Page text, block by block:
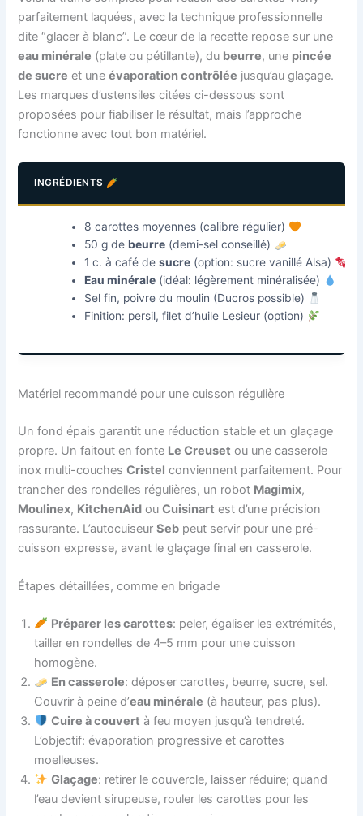
parfaitement laquées, avec la technique professionnelle
dite “glacer à blanc”. Le cœur de la recette repose sur une
eau minérale (plate ou pétillante), du beurre, une pincée
de sucre et uneévaporation contrôlée jusqu’au glaçage.
Les marques d’ustensiles citées ci-dessous sont
proposées pour fiabiliser le résultat, mais l’approche
fonctionne avec tout bon matériel.
INGRÉDIENTS
8 carottes moyennes (calibre régulier)
50 g de beurre (demi-sel conseillé)
1 c. à café desucre (option: sucre vanillé Alsa)
Eau minérale (idéal: légèrement minéralisée)
Sel fin, poivre du moulin (Ducros possible)
Finition: persil, filet d’huile Lesieur (option)
Matériel recommandé pour une cuisson régulière
Un fond épais garantit une réduction stable et un glaçage
propre. Un faitout en fonte Le Creuset ou une casserole
inox multi-couchesCristel conviennent parfaitement. Pour
trancher des rondelles régulières, un robot Magimix,
Moulinex, KitchenAid ouCuisinart est d’une précision
rassurante. L’autocuiseurSeb peut servir pour une pré-
cuisson expresse, avant le glaçage final en casserole.
Étapes détaillées, comme en brigade
Préparer les carottes: peler, égaliser les extrémités,
tailler en rondelles de 4–5 mm pour une cuisson
homogène.
En casserole: déposer carottes, beurre, sucre, sel.
Couvrir à peine d’eau minérale (à hauteur, pas plus).
Cuire à couvert à feu moyen jusqu’à tendreté.
L’objectif: évaporation progressive et carottes
moelleuses.
Glaçage: retirer le couvercle, laisser réduire; quand
l’eau devient sirupeuse, rouler les carottes pour les